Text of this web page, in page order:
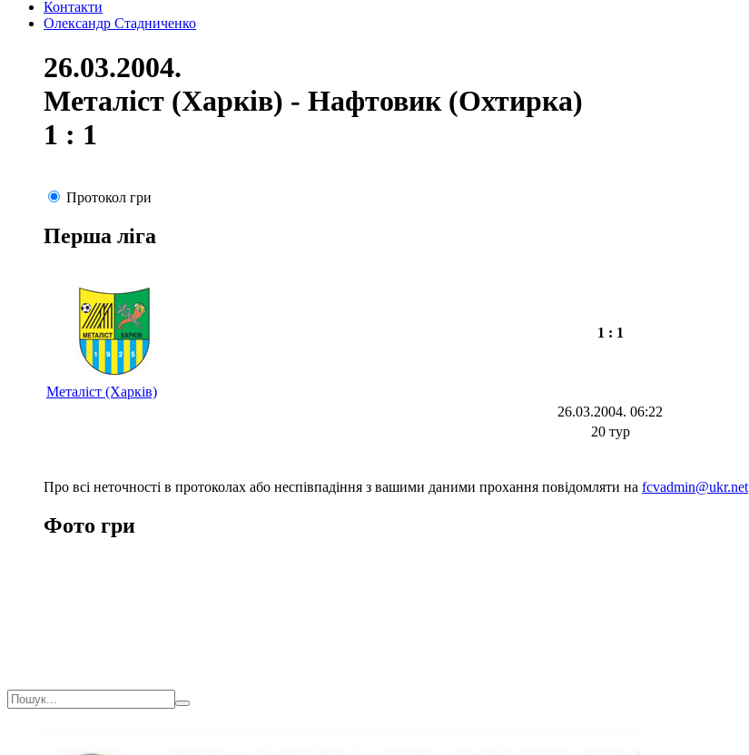
Контакти
Олександр Стадниченко
26.03.2004.
Металіст (Харків) - Нафтовик (Охтирка)
1 : 1
Протокол гри
Перша ліга
1 : 1
Металіст (Харків)
26.03.2004. 06:22
20 тур
Про всі неточності в протоколах або неспівпадіння з вашими даними прохання повідомляти на fcvadmin@ukr.net
Фото гри